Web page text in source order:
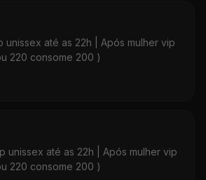
unissex até as 22h | Após mulher vip
220 consome 200 )
unissex até as 22h | Após mulher vip
220 consome 200 )